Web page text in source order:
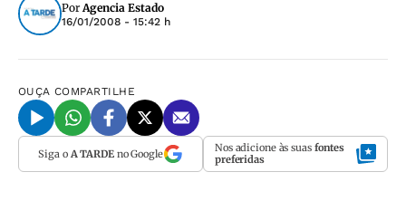
PorAgencia Estado
16/01/2008 - 15:42 h
OUÇA COMPARTILHE
Siga o A TARDEno Google Nos adicione às suas fontes
preferidas